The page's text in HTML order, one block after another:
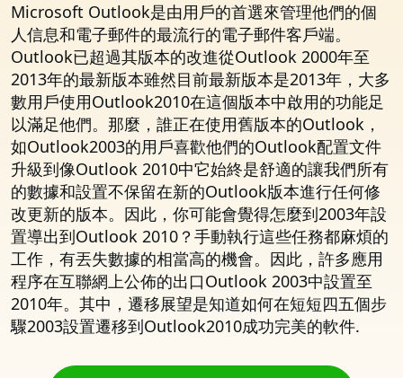
Microsoft Outlook是由用戶的首選來管理他們的個
人信息和電子郵件的最流行的電子郵件客戶端。
Outlook已超過其版本的改進從Outlook 2000年至
2013年的最新版本雖然目前最新版本是2013年，大多
數用戶使用Outlook2010在這個版本中啟用的功能足
以滿足他們。那麼，誰正在使用舊版本的Outlook，
如Outlook2003的用戶喜歡他們的Outlook配置文件
升級到像Outlook 2010中它始終是舒適的讓我們所有
的數據和設置不保留在新的Outlook版本進行任何修
改更新的版本。因此，你可能會覺得怎麼到2003年設
置導出到Outlook 2010？手動執行這些任務都麻煩的
工作，有丟失數據的相當高的機會。因此，許多應用
程序在互聯網上公佈的出口Outlook 2003中設置至
2010年。其中，遷移展望是知道如何在短短四五個步
驟2003設置遷移到Outlook2010成功完美的軟件.